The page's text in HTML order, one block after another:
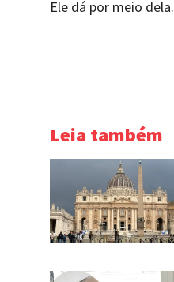
Ele dá por meio dela.
Leia também